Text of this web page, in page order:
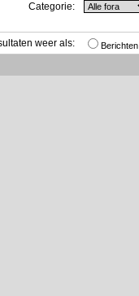
Categorie:
weer als: Berichten